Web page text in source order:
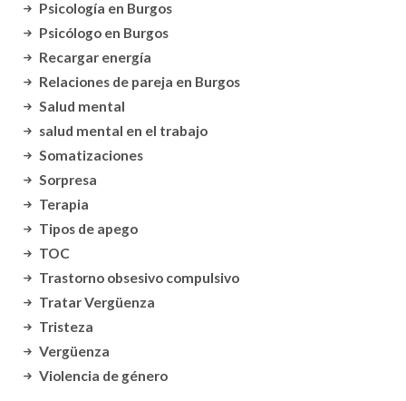
Psicología en Burgos
Psicólogo en Burgos
Recargar energía
Relaciones de pareja en Burgos
Salud mental
salud mental en el trabajo
Somatizaciones
Sorpresa
Terapia
Tipos de apego
TOC
Trastorno obsesivo compulsivo
Tratar Vergüenza
Tristeza
Vergüenza
Violencia de género